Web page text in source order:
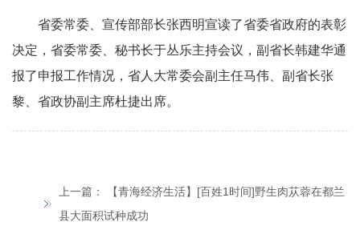
省委常委、宣传部部长张西明宣读了省委省政府的表彰
决定，省委常委、秘书长于丛乐主持会议，副省长韩建华通
报了申报工作情况，省人大常委会副主任马伟、副省长张
黎、省政协副主席杜捷出席。
上一篇：
【青海经济生活】[百姓1时间]野生肉苁蓉在都兰
县大面积试种成功